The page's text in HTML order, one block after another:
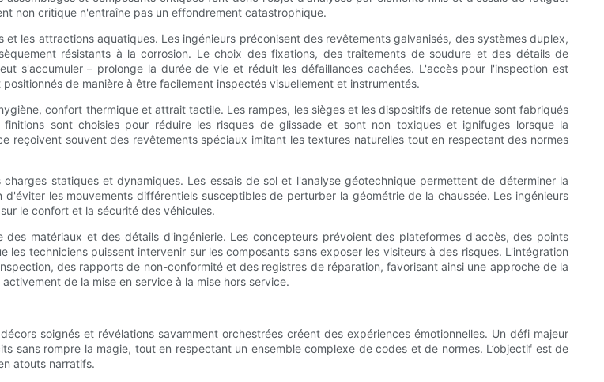
non critique n'entraîne pas un effondrement catastrophique.
les attractions aquatiques. Les ingénieurs préconisent des revêtements galvanisés, des systèmes duplex,
résistants à la corrosion. Le choix des fixations, des traitements de soudure et des détails de
s'accumuler – prolonge la durée de vie et réduit les défaillances cachées. L'accès pour l'inspection est
de manière à être facilement inspectés visuellement et instrumentés.
confort thermique et attrait tactile. Les rampes, les sièges et les dispositifs de retenue sont fabriqués
sont choisies pour réduire les risques de glissade et sont non toxiques et ignifuges lorsque la
reçoivent souvent des revêtements spéciaux imitant les textures naturelles tout en respectant des normes
statiques et dynamiques. Les essais de sol et l'analyse géotechnique permettent de déterminer la
les mouvements différentiels susceptibles de perturber la géométrie de la chaussée. Les ingénieurs
le confort et la sécurité des véhicules.
matériaux et des détails d'ingénierie. Les concepteurs prévoient des plateformes d'accès, des points
techniciens puissent intervenir sur les composants sans exposer les visiteurs à des risques. L'intégration
des rapports de non-conformité et des registres de réparation, favorisant ainsi une approche de la
de la mise en service à la mise hors service.
soignés et révélations savamment orchestrées créent des expériences émotionnelles. Un défi majeur
sans rompre la magie, tout en respectant un ensemble complexe de codes et de normes. L’objectif est de
atouts narratifs.